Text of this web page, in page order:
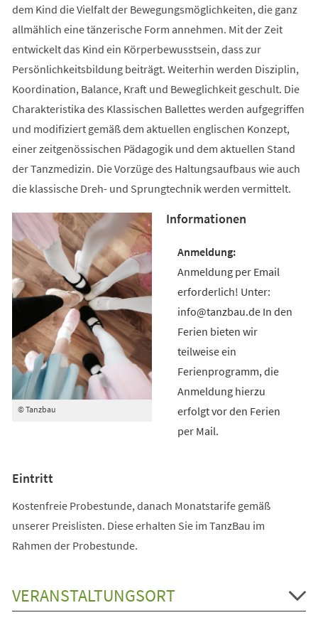
dem Kind die Vielfalt der Bewegungsmöglichkeiten, die ganz
allmählich eine tänzerische Form annehmen. Mit der Zeit
entwickelt das Kind ein Körperbewusstsein, dass zur
Persönlichkeitsbildung beiträgt. Weiterhin werden Disziplin,
Koordination, Balance, Kraft und Beweglichkeit geschult. Die
Charakteristika des Klassischen Ballettes werden aufgegriffen
und modifiziert gemäß dem aktuellen englischen Konzept,
einer zeitgenössischen Pädagogik und dem aktuellen Stand
der Tanzmedizin. Die Vorzüge des Haltungsaufbaus wie auch
die klassische Dreh- und Sprungtechnik werden vermittelt.
© Tanzbau
Informationen
Anmeldung per Email
erforderlich! Unter:
info@tanzbau.de In den
Ferien bieten wir
teilweise ein
Ferienprogramm, die
Anmeldung hierzu
erfolgt vor den Ferien
per Mail.
Eintritt
Kostenfreie Probestunde, danach Monatstarife gemäß
unserer Preislisten. Diese erhalten Sie im TanzBau im
Rahmen der Probestunde.
VERANSTALTUNGSORT